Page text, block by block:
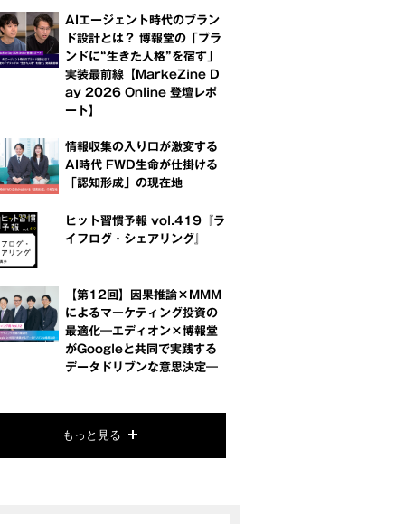
AIエージェント時代のブラン
ド設計とは？ 博報堂の「ブラ
ンドに“生きた人格”を宿す」
実装最前線【MarkeZine D
ay 2026 Online 登壇レポ
ート】
情報収集の入り口が激変する
AI時代 FWD生命が仕掛ける
「認知形成」の現在地
ヒット習慣予報 vol.419『ラ
イフログ・シェアリング』
【第12回】因果推論×MMM
によるマーケティング投資の
最適化―エディオン×博報堂
がGoogleと共同で実践する
データドリブンな意思決定―
もっと見る